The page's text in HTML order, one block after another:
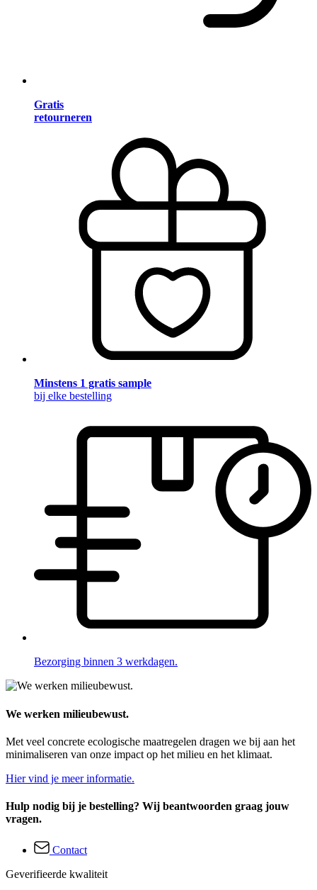
Gratis
retourneren
Minstens 1 gratis sample
bij elke bestelling
Bezorging binnen 3 werkdagen.
We werken milieubewust.
Met veel concrete ecologische maatregelen dragen we bij aan het
minimaliseren van onze impact op het milieu en het klimaat.
Hier vind je meer informatie.
Hulp nodig bij je bestelling? Wij beantwoorden graag jouw
vragen.
Contact
Geverifieerde kwaliteit